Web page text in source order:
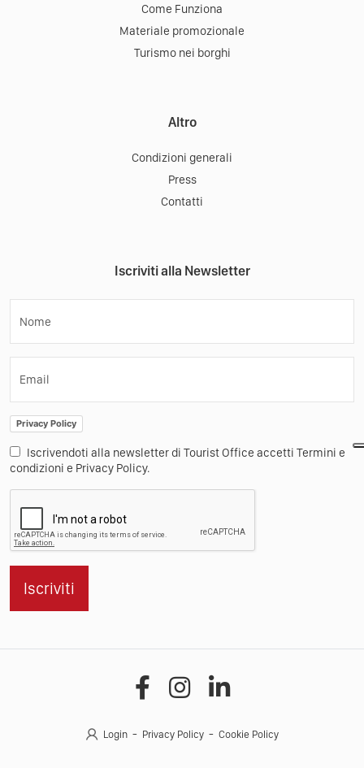
Come Funziona
Materiale promozionale
Turismo nei borghi
Altro
Condizioni generali
Press
Contatti
Iscriviti alla Newsletter
Nome
Email
Privacy Policy
Iscrivendoti alla newsletter di Tourist Office accetti Termini e
condizioni e Privacy Policy.
Iscriviti
Login Privacy Policy Cookie Policy